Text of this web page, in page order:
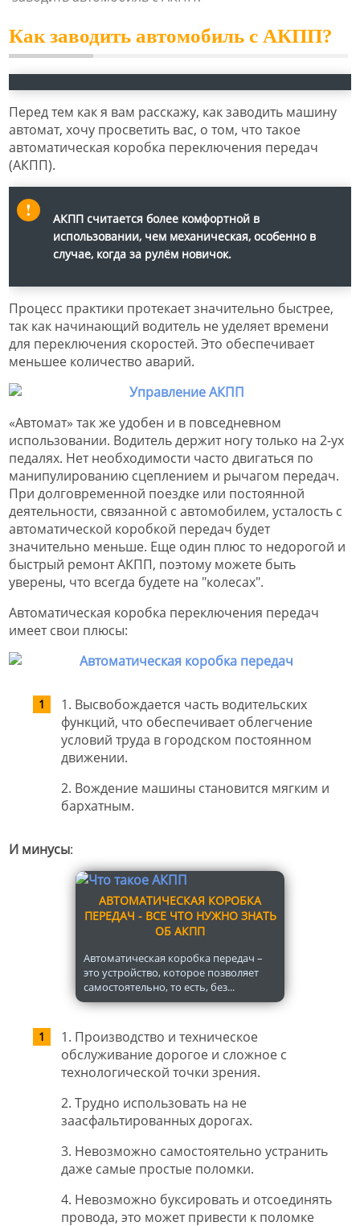
Как заводить автомобиль с АКПП?
Перед тем как я вам расскажу, как заводить машину
автомат, хочу просветить вас, о том, что такое
автоматическая коробка переключения передач
(АКПП).
АКПП считается более комфортной в
использовании, чем механическая, особенно в
случае, когда за рулём новичок.
Процесс практики протекает значительно быстрее,
так как начинающий водитель не уделяет времени
для переключения скоростей. Это обеспечивает
меньшее количество аварий.
«Автомат» так же удобен и в повседневном
использовании. Водитель держит ногу только на 2-ух
педалях. Нет необходимости часто двигаться по
манипулированию сцеплением и рычагом передач.
При долговременной поездке или постоянной
деятельности, связанной с автомобилем, усталость с
автоматической коробкой передач будет
значительно меньше. Еще один плюс то недорогой и
быстрый ремонт АКПП, поэтому можете быть
уверены, что всегда будете на "колесах".
Автоматическая коробка переключения передач
имеет свои плюсы:
1. Высвобождается часть водительских
функций, что обеспечивает облегчение
условий труда в городском постоянном
движении.
2. Вождение машины становится мягким и
бархатным.
И минусы:
АВТОМАТИЧЕСКАЯ КОРОБКА
ПЕРЕДАЧ - ВСЕ ЧТО НУЖНО ЗНАТЬ
ОБ АКПП
Автоматическая коробка передач –
это устройство, которое позволяет
самостоятельно, то есть, без...
1. Производство и техническое
обслуживание дорогое и сложное с
технологической точки зрения.
2. Трудно использовать на не
заасфальтированных дорогах.
3. Невозможно самостоятельно устранить
даже самые простые поломки.
4. Невозможно буксировать и отсоединять
провода, это может привести к поломке